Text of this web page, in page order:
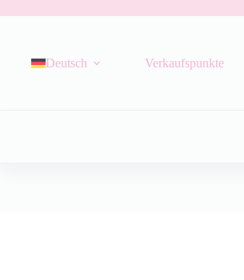
Deutsch Verkaufspunkte